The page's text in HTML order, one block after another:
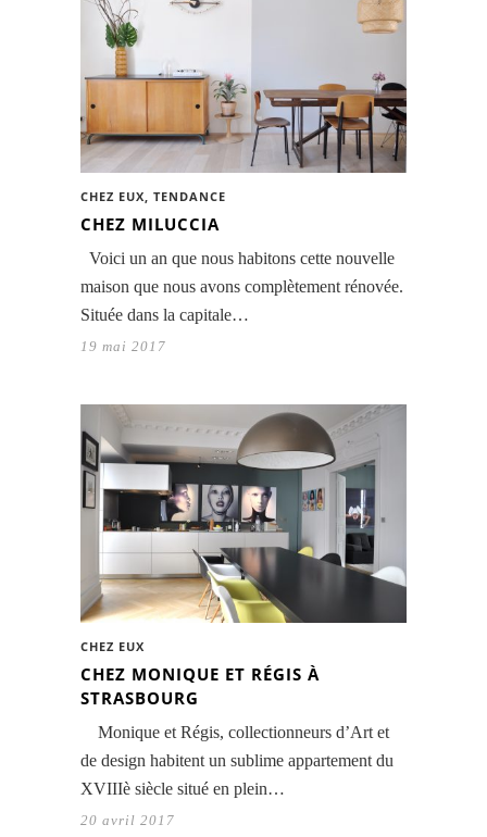
CHEZ EUX, TENDANCE
CHEZ MILUCCIA
Voici un an que nous habitons cette nouvelle
maison que nous avons complètement rénovée.
Située dans la capitale…
19 mai 2017
CHEZ EUX
CHEZ MONIQUE ET RÉGIS À
STRASBOURG
Monique et Régis, collectionneurs d’Art et
de design habitent un sublime appartement du
XVIIIè siècle situé en plein…
20 avril 2017